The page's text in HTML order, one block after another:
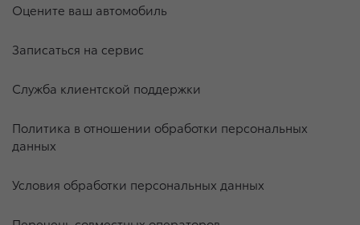
Оцените ваш автомобиль
Записаться на сервис
Служба клиентской поддержки
Политика в отношении обработки персональных
данных
Условия обработки персональных данных